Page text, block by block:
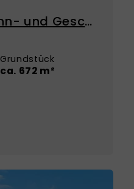
Ihlowerfehn: Wohn- und Geschäftshaus mit Entwicklungspotenzial!
Grundstück
ca. 672 m²